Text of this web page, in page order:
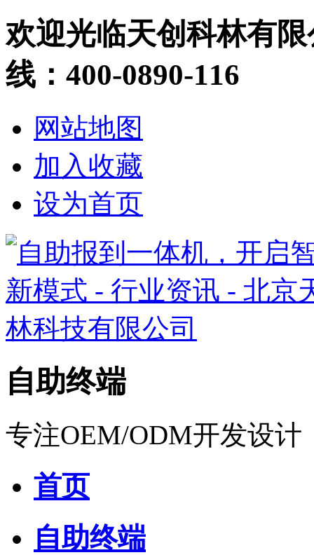
欢迎光临天创科林有
线：400-0890-116
网站地图
加入收藏
设为首页
自助终端
专注OEM/ODM开发设计
首页
自助终端